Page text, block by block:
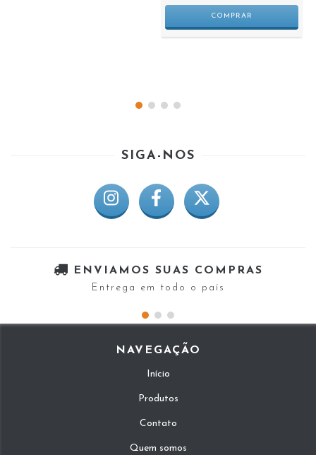
SIGA-NOS
ENVIAMOS SUAS COMPRAS
Entrega em todo o país
NAVEGAÇÃO
Início
Produtos
Contato
Quem somos